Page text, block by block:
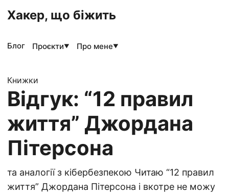
Хакер, що біжить
Блог Проєкти▼ Про мене▼
Книжки
Відгук: “12 правил
життя” Джордана
Пітерсона
та аналогії з кібербезпекою Читаю “12 правил
життя” Джордана Пітерсона і вкотре не можу